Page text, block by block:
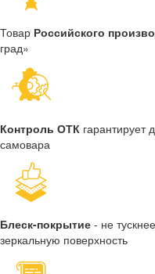
Товар Российского
град»
Контроль ОТК гарантирует
самовара
Блеск-покрытие - не
зеркальную поверхность